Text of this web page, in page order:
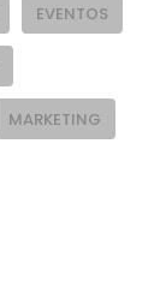
EVENTOS
MARKETING